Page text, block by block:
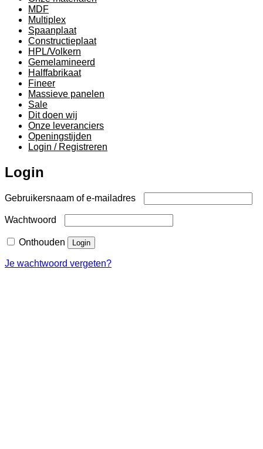
MDF
Multiplex
Spaanplaat
Constructieplaat
HPL/Volkern
Gemelamineerd
Halffabrikaat
Fineer
Massieve panelen
Sale
Dit doen wij
Onze leveranciers
Openingstijden
Login / Registreren
Login
Gebruikersnaam of e-mailadres
Wachtwoord
Onthouden Login
Je wachtwoord vergeten?